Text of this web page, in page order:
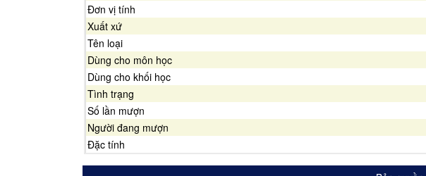
Đơn vị tính
Xuất xứ
Tên loại
Dùng cho môn học
Dùng cho khối học
Tình trạng
Số lần mượn
Người đang mượn
Đặc tính